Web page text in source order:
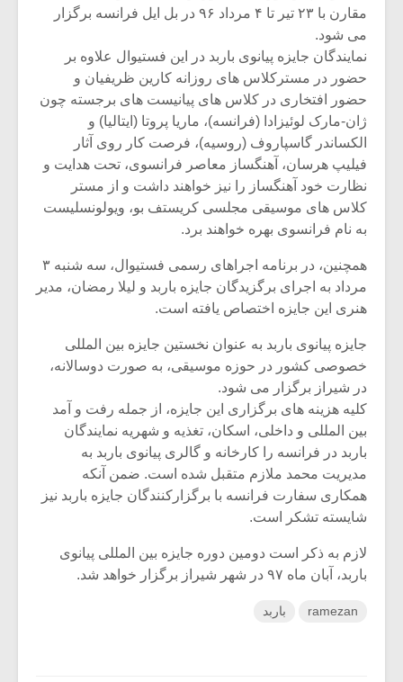
مقارن با ۲۳ تیر تا ۴ مرداد ۹۶ در بل ایل فرانسه برگزار
مى شود.
نمایندگان جایزه پیانوى باربد در این فستیوال علاوه بر
حضور در مسترکلاس های روزانه کارین ظریفیان و
حضور افتخارى در کلاس های پیانیست های برجسته چون
ژان-مارک لوئیزادا (فرانسه)، ماریا پروتا (ایتالیا) و
الکساندر گاسپاروف (روسیه)، فرصت کار روى آثار
فیلیپ هرسان، آهنگساز معاصر فرانسوى، تحت هدایت و
نظارت خود آهنگساز را نیز خواهند داشت و از مستر
کلاس های موسیقی مجلسی کریستف بو، ویولونسلیست
به نام فرانسوی بهره خواهند برد.
همچنین، در برنامه اجراهاى رسمی فستیوال، سه شنبه ۳
مرداد به اجرای برگزیدگان جایزه باربد و لیلا رمضان، مدیر
هنرى این جایزه اختصاص یافته است.
جایزه پیانوى باربد به عنوان نخستین جایزه بین المللى
خصوصى کشور در حوزه موسیقى، به صورت دوسالانه،
در شیراز برگزار مى شود.
کلیه هزینه هاى برگزارى این جایزه، از جمله رفت و آمد
بین المللى و داخلى، اسکان، تغذیه و شهریه نمایندگان
باربد در فرانسه را کارخانه و گالرى پیانوى باربد به
مدیریت محمد ملازم متقبل شده است. ضمن آنکه
همکارى سفارت فرانسه با برگزارکنندگان جایزه باربد نیز
شایسته تشکر است.
لازم به ذکر است دومین دوره جایزه بین المللی پیانوی
باربد، آبان ماه ۹۷ در شهر شیراز برگزار خواهد شد.
ramezan باربد